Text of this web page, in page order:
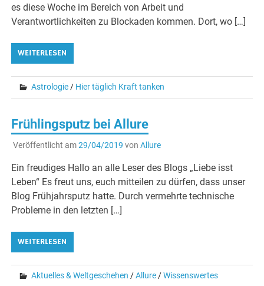
es diese Woche im Bereich von Arbeit und
Verantwortlichkeiten zu Blockaden kommen. Dort, wo […]
WEITERLESEN
Astrologie/ Hier täglich Kraft tanken
Frühlingsputz bei Allure
Veröffentlicht am29/04/2019 von Allure
Ein freudiges Hallo an alle Leser des Blogs „Liebe isst
Leben“ Es freut uns, euch mitteilen zu dürfen, dass unser
Blog Frühjahrsputz hatte. Durch vermehrte technische
Probleme in den letzten […]
WEITERLESEN
Aktuelles & Weltgeschehen /Allure /Wissenswertes